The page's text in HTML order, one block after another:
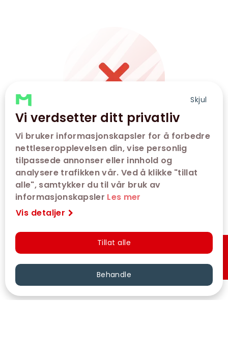
Skjul
Vi verdsetter ditt privatliv
Vi bruker informasjonskapsler for å forbedre
nettleseropplevelsen din, vise personlig
tilpassede annonser eller innhold og
analysere trafikken vår. Ved å klikke "tillat
alle", samtykker du til vår bruk av
informasjonskapsler Les mer
Vis detaljer
Tillat alle
Behandle
Billettsalget til denne visningen er ikke
tilgjengelig for øyeblikket.
admit one error: Performance does not exist
Hurtigkjøp